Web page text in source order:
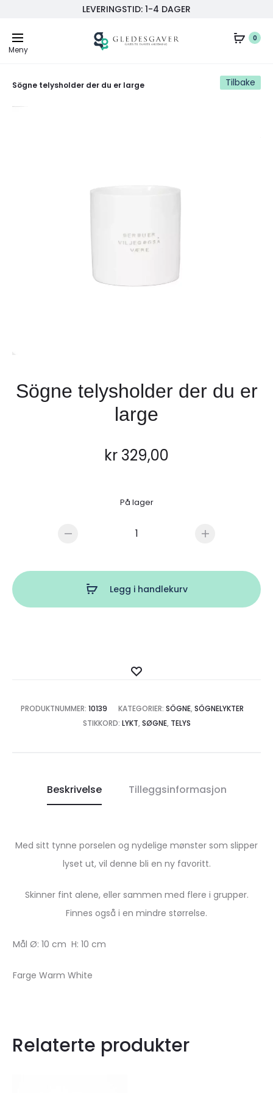
LEVERINGSTID: 1-4 DAGER
Meny
0
Sögne telysholder der du er large Tilbake
Sögne telysholder der du er
large
kr 329,00
På lager
du
er
Legg i handlekurv
ønskeliste
PRODUKTNUMMER: 10139 KATEGORIER: SÖGNE, SÖGNELYKTER
STIKKORD: LYKT, SØGNE, TELYS
Beskrivelse Tilleggsinformasjon
Med sitt tynne porselen og nydelige mønster som slipper
lyset ut, vil denne bli en ny favoritt.
Skinner fint alene, eller sammen med flere i grupper.
Finnes også i en mindre størrelse.
Mål Ø: 10 cm H: 10 cm
Farge Warm White
Relaterte produkter